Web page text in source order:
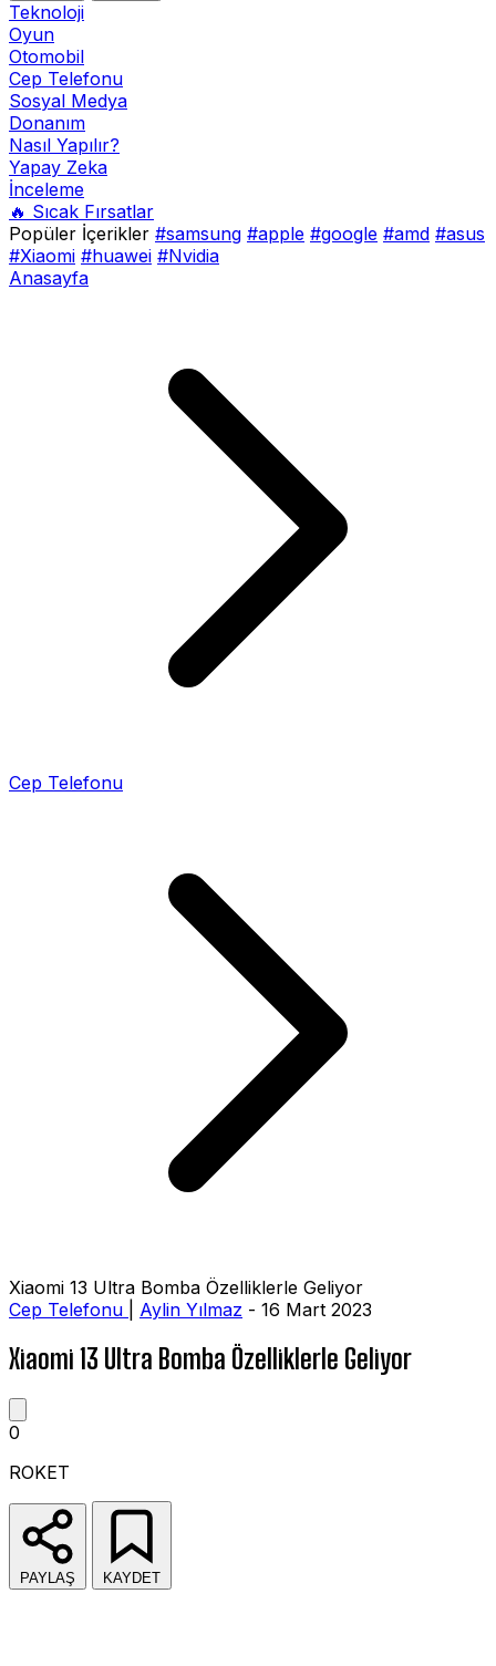
Teknoloji
Oyun
Otomobil
Cep Telefonu
Sosyal Medya
Donanım
Nasıl Yapılır?
Yapay Zeka
İnceleme
🔥 Sıcak Fırsatlar
Popüler İçerikler #samsung #apple #google #amd #asus
#Xiaomi #huawei #Nvidia
Anasayfa
Cep Telefonu
Xiaomi 13 Ultra Bomba Özelliklerle Geliyor
Cep Telefonu
Aylin Yılmaz - 16 Mart 2023
Xiaomi 13 Ultra Bomba Özelliklerle Geliyor
0
ROKET
PAYLAŞ KAYDET